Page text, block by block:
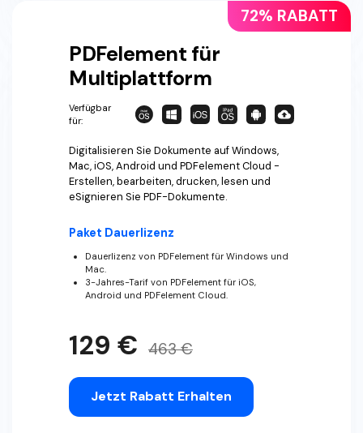
72% RABATT
PDFelement für
Multiplattform
Verfügbar
für:
Digitalisieren Sie Dokumente auf Windows,
Mac, iOS, Android und PDFelement Cloud -
Erstellen, bearbeiten, drucken, lesen und
eSignieren Sie PDF-Dokumente.
Paket Dauerlizenz
Dauerlizenz von PDFelement für Windows und
Mac.
3-Jahres-Tarif von PDFelement für iOS,
Android und PDFelement Cloud.
129 € 463 €
Jetzt Rabatt Erhalten